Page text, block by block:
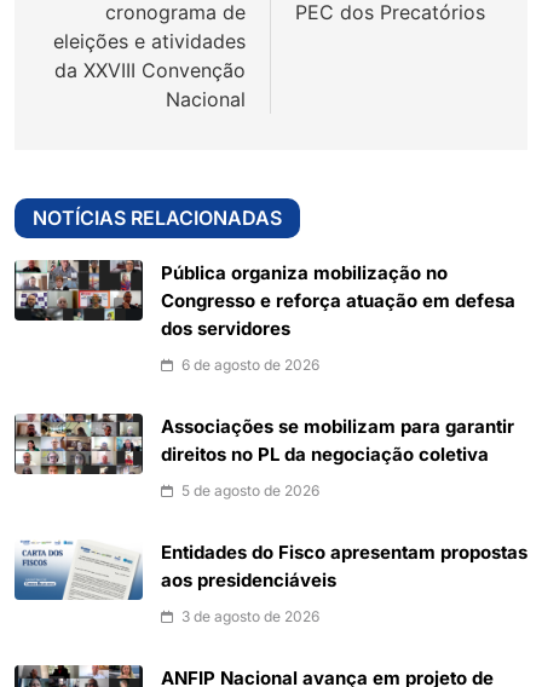
cronograma de
eleições e atividades
da XXVIII Convenção
Nacional
PEC dos Precatórios
NOTÍCIAS RELACIONADAS
Pública organiza mobilização no
Congresso e reforça atuação em defesa
dos servidores
6 de agosto de 2026
Associações se mobilizam para garantir
direitos no PL da negociação coletiva
5 de agosto de 2026
Entidades do Fisco apresentam propostas
aos presidenciáveis
3 de agosto de 2026
ANFIP Nacional avança em projeto de